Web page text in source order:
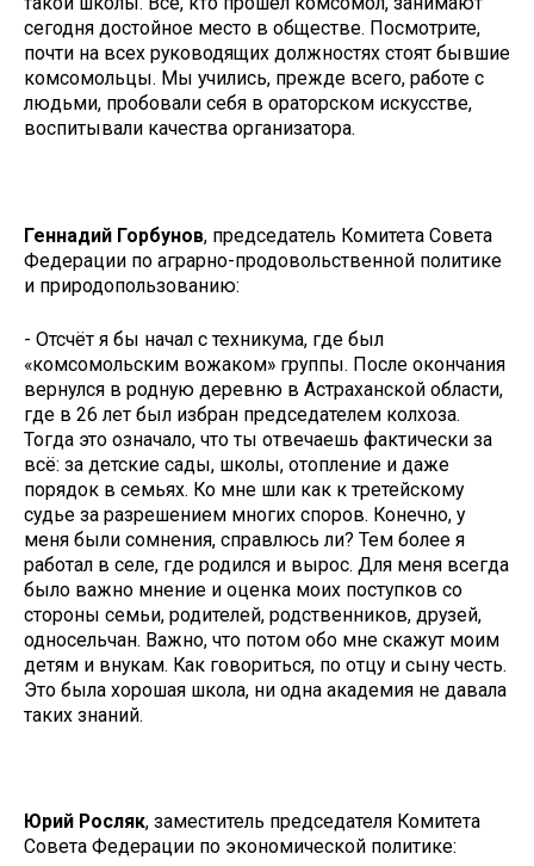
сегодня достойное место в обществе. Посмотрите,
почти на всех руководящих должностях стоят бывшие
комсомольцы. Мы учились, прежде всего, работе с
людьми, пробовали себя в ораторском искусстве,
воспитывали качества организатора.
Геннадий Горбунов, председатель Комитета Совета
Федерации по аграрно-продовольственной политике
и природопользованию:
- Отсчёт я бы начал с техникума, где был
«комсомольским вожаком» группы. После окончания
вернулся в родную деревню в Астраханской области,
где в 26 лет был избран председателем колхоза.
Тогда это означало, что ты отвечаешь фактически за
всё: за детские сады, школы, отопление и даже
порядок в семьях. Ко мне шли как к третейскому
судье за разрешением многих споров. Конечно, у
меня были сомнения, справлюсь ли? Тем более я
работал в селе, где родился и вырос. Для меня всегда
было важно мнение и оценка моих поступков со
стороны семьи, родителей, родственников, друзей,
односельчан. Важно, что потом обо мне скажут моим
детям и внукам. Как говориться, по отцу и сыну честь.
Это была хорошая школа, ни одна академия не давала
таких знаний.
Юрий Росляк, заместитель председателя Комитета
Совета Федерации по экономической политике: